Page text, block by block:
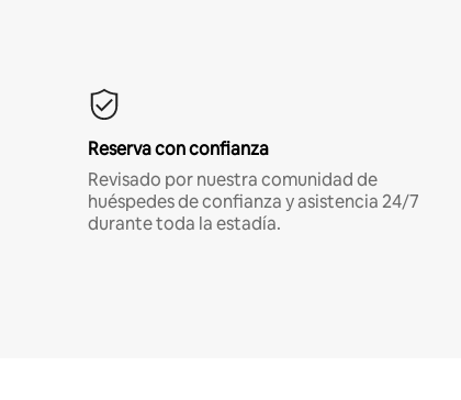
Reserva con confianza
Revisado por nuestra comunidad de
huéspedes de confianza y asistencia 24/7
durante toda la estadía.